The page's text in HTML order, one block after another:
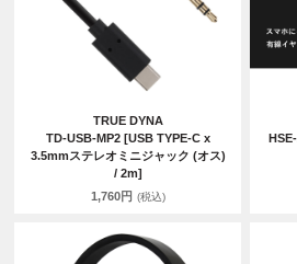
TRUE DYNA
TD-USB-MP2 [USB TYPE-C x
3.5mmステレオミニジャック (オス)
/ 2m]
1,760円 (税込)